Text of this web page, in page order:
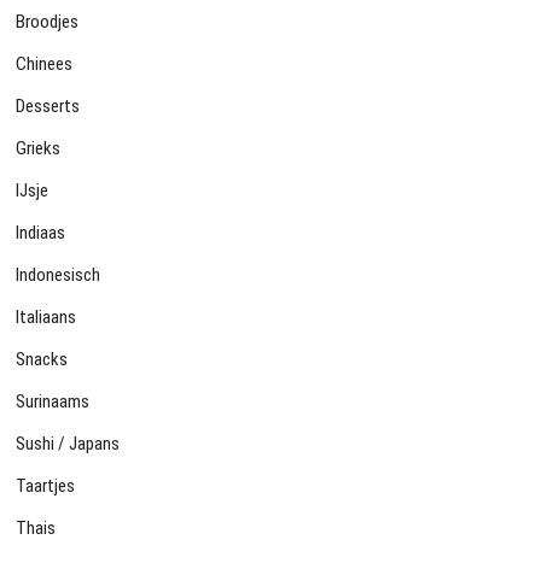
Broodjes
Chinees
Desserts
Grieks
IJsje
Indiaas
Indonesisch
Italiaans
Snacks
Surinaams
Sushi / Japans
Taartjes
Thais